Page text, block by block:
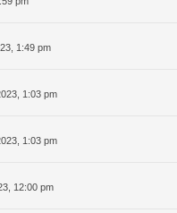
1:49 pm
1:03 pm
1:03 pm
12:00 pm